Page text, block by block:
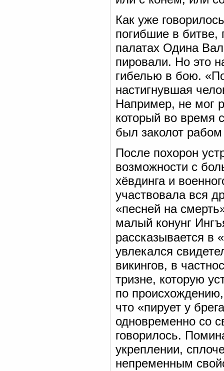
Как уже
погибшие в битве,
палатах Одина
пировали. Но это
гибелью в бою.
настигнувшая
Например, не мог
который во время
был заколот
После похорон
возможности с
хёвдинга и
участвовала вся
«песней на
малый конунг
рассказывается в
увлекался
викингов, в
тризне, которую
по
что «пирует у
одновременно со
говорилось.
укреплении,
непременным